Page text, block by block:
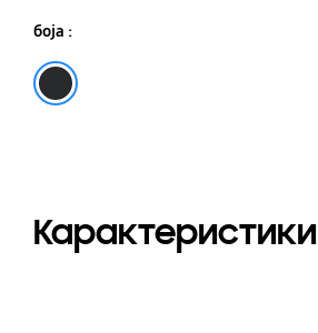
боја :
Карактеристики